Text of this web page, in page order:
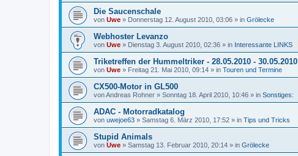
Die Saucenschale
von Uwe » Donnerstag 12. August 2010, 03:06 » in Grölecke
Webhoster Levanzo
von Uwe » Dienstag 3. August 2010, 02:36 » in Interessante LINKS
Triketreffen der Hummeltriker - 28.05.2010 - 30.05.2010
von Uwe » Freitag 21. Mai 2010, 09:14 » in Touren und Termine
CX500-Motor in GL500
vonAndreas Rohner » Sonntag 18. April 2010, 10:46 » in Sonstiges:
ADAC - Motorradkatalog
von uwejoe63 » Samstag 6. März 2010, 17:52 » in Tips und Tricks
Stupid Animals
von Uwe » Samstag 13. Februar 2010, 20:14 » in Grölecke